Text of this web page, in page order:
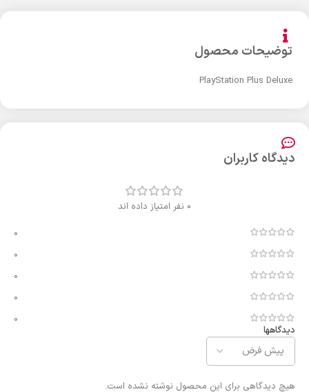
توضیحات محصول
PlayStation Plus Deluxe
دیدگاه کاربران
0 نفر امتیاز داده اند
0
0
0
0
0
دیدگاهها
هیچ دیدگاهی برای این محصول نوشته نشده است.